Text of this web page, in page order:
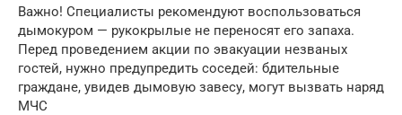
Важно! Специалисты рекомендуют воспользоваться
дымокуром — рукокрылые не переносят его запаха.
Перед проведением акции по эвакуации незваных
гостей, нужно предупредить соседей: бдительные
граждане, увидев дымовую завесу, могут вызвать наряд
МЧС